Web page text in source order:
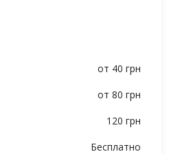
от 40 грн
от 80 грн
120 грн
Бесплатно